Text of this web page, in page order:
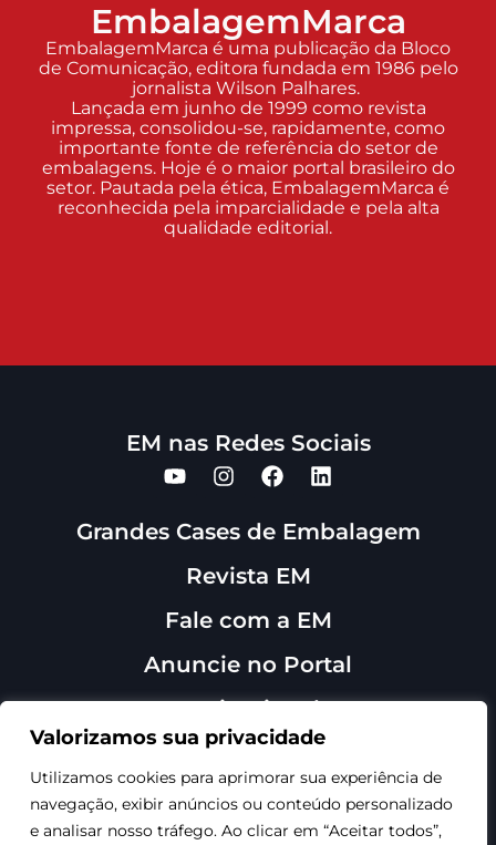
Valorizamos sua privacidade
Utilizamos cookies para aprimorar sua experiência de
navegação, exibir anúncios ou conteúdo personalizado
e analisar nosso tráfego. Ao clicar em “Aceitar todos”,
EmbalagemMarca
EmbalagemMarca é uma publicação da Bloco
de Comunicação, editora fundada em 1986 pelo
jornalista Wilson Palhares.
Lançada em junho de 1999 como revista
impressa, consolidou-se, rapidamente, como
importante fonte de referência do setor de
embalagens. Hoje é o maior portal brasileiro do
setor. Pautada pela ética, EmbalagemMarca é
reconhecida pela imparcialidade e pela alta
qualidade editorial.
EM nas Redes Sociais
Grandes Cases de Embalagem
Revista EM
Fale com a EM
Anuncie no Portal
Institucional
Sobre Nós